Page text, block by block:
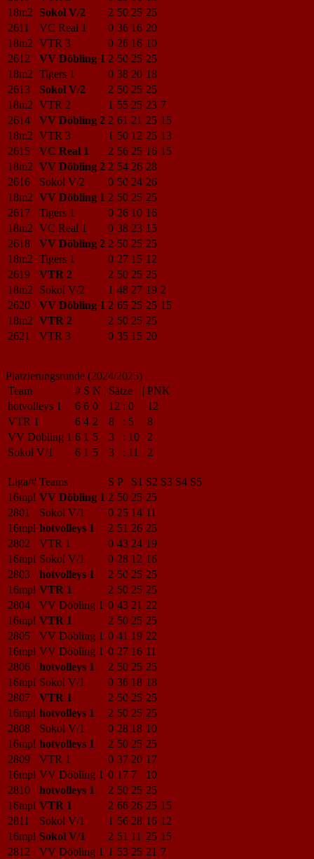
18m2
Sokol V/2 2 50 25 25
2611
VC Real 1 0 36 16 20
18m2 VTR 3 0 26 16 10
2612
VV Döbling 1 2 50 25 25
18m2 Tigers 1 0 38 20 18
2613
Sokol V/2 2 50 25 25
18m2 VTR 2 1 55 25 23 7
2614
VV Döbling 2 2 61 21 25 15
18m2 VTR 3 1 50 12 25 13
2615
VC Real 1 2 56 25 16 15
18m2 VV Döbling 2 2 54 26 28
2616
Sokol V/2 0 50 24 26
18m2 VV Döbling 1 2 50 25 25
2617
Tigers 1 0 26 10 16
18m2 VC Real 1 0 38 23 15
2618
VV Döbling 2 2 50 25 25
18m2 Tigers 1 0 27 15 12
2619
VTR 2 2 50 25 25
18m2
Sokol V/2 1 48 27 19 2
2620
VV Döbling 1 2 65 25 25 15
18m2 VTR 2 2 50 25 25
2621
VTR 3 0 35 15 20
Platzierungsrunde (2024/2025)
Team
# S N | Sätze | PNK
hotvolleys 1
6 6 0 12 : 0
12
VTR 1
6 4 2 8 : 5
8
VV Döbling 1 6 1 5 3 : 10
2
Sokol V/1
6 1 5 3 : 11 2
Liga/# Teams S P S1 S2 S3 S4 S5
16mpl VV Döbling 1 2 50 25 25
2801
Sokol V/1 0 25 14 11
16mpl hotvolleys 1 2 51 26 25
2802
VTR 1 0 43 24 19
16mpl Sokol V/1 0 28 12 16
2803
hotvolleys 1 2 50 25 25
16mpl VTR 1 2 50 25 25
2804
VV Döbling 1 0 43 21 22
16mpl VTR 1 2 50 25 25
2805
VV Döbling 1 0 41 19 22
16mpl VV Döbling 1 0 27 16 11
2806
hotvolleys 1 2 50 25 25
16mpl Sokol V/1 0 36 18 18
2807
VTR 1 2 50 25 25
16mpl hotvolleys 1 2 50 25 25
2808
Sokol V/1 0 28 18 10
16mpl hotvolleys 1 2 50 25 25
2809
VTR 1 0 37 20 17
16mpl VV Döbling 1 0 17 7
10
2810
hotvolleys 1 2 50 25 25
16mpl VTR 1 2 66 26 25 15
2811
Sokol V/1 1 56 28 16 12
16mpl Sokol V/1 2 51 11 25 15
2812
VV Döbling 1 1 53 25 21 7